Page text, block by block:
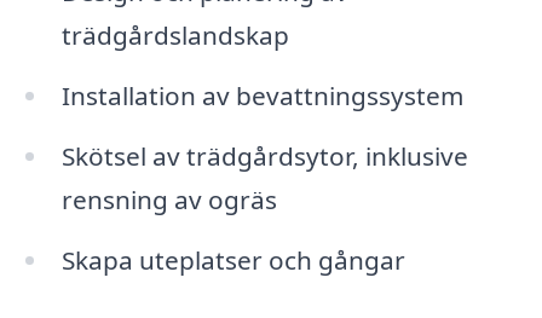
trädgårdslandskap
Installation av bevattningssystem
Skötsel av trädgårdsytor, inklusive
rensning av ogräs
Skapa uteplatser och gångar